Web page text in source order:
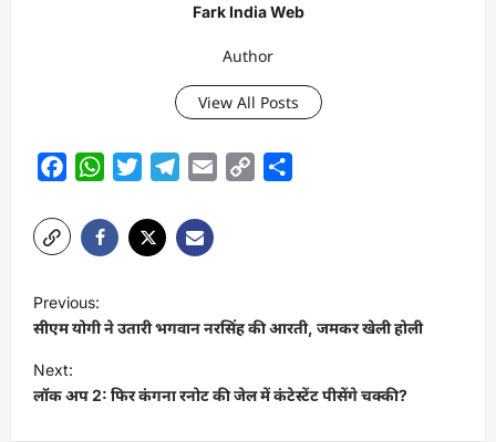
Fark India Web
Author
View All Posts
FacebookWhatsAppTwitterTelegram
Email
Copy
P
o
s
t
Previous:
सीएम योगी ने उतारी भगवान नरसिंह की आरती, जमकर खेली होली
Next:
लॉक अप 2: फिर कंगना रनोट की जेल में कंटेस्टेंट पीसेंगे चक्की?